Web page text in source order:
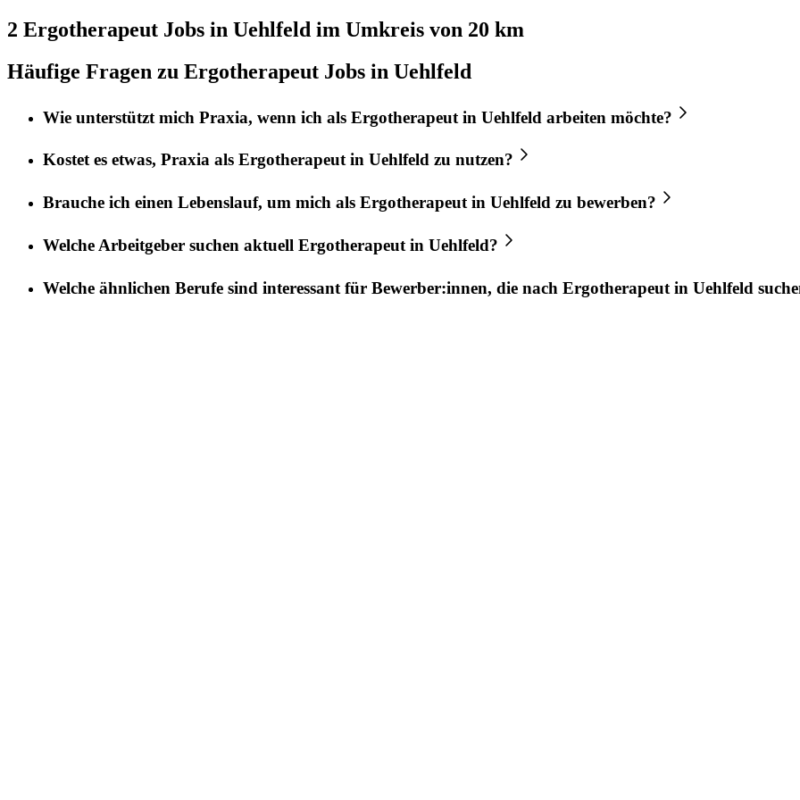
2 Ergotherapeut Jobs in Uehlfeld im Umkreis von 20 km
Häufige Fragen zu Ergotherapeut Jobs in Uehlfeld
Wie unterstützt mich Praxia, wenn ich als Ergotherapeut in Uehlfeld arbeiten möchte?
Kostet es etwas, Praxia als Ergotherapeutin Uehlfeld zu nutzen?
Brauche ich einen Lebenslauf, um mich als Ergotherapeut in Uehlfeld zu bewerben?
Welche Arbeitgeber suchen aktuell Ergotherapeut in Uehlfeld?
Welche ähnlichen Berufe sind interessant für Bewerber:innen, die nach Ergotherapeut in Uehlfeld